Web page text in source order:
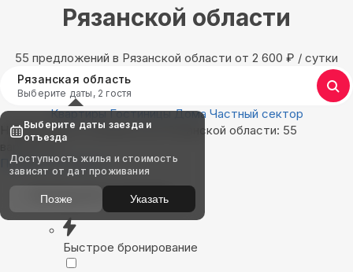
Рязанской области
55 предложений в Рязанской области oт 2 600 ₽ / сутки
Рязанская область
Выберите даты, 2 гостя
Квартиры Гостиницы Дома Частный сектор
Найдём, где остановиться в Рязанской области: 55
вариантов
Показать на карте
Выбирайте лучшее
Быстрое бронирование
Выберите даты заезда и
отъезда
Доступность жилья и стоимость
зависят от дат проживания
Позже Указать